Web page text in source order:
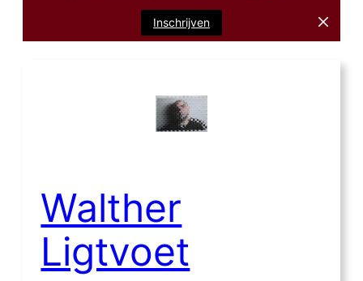
Inschrijven
Walther
Ligtvoet